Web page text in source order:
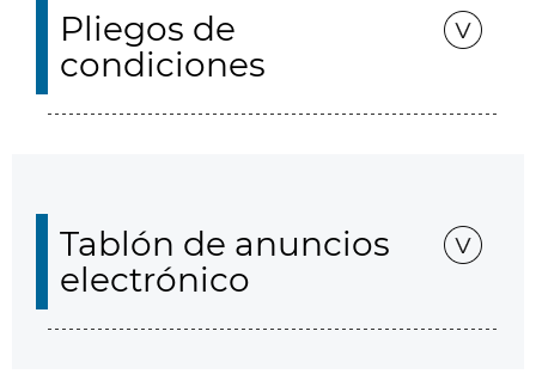
Pliegos de
condiciones
Tablón de anuncios
electrónico